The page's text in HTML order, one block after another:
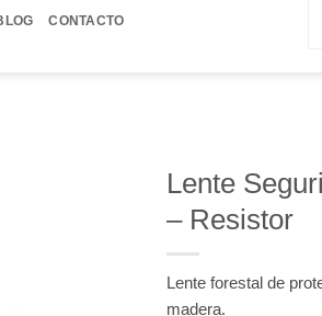
CONTACTO
Lente
– Resistor
Lente forestal de
madera.